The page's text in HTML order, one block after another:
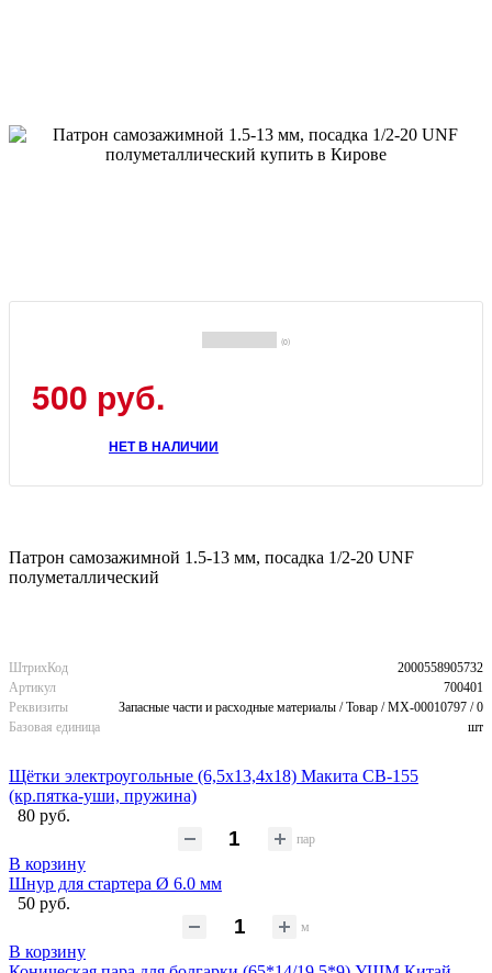
(0)
500 руб.
НЕТ В НАЛИЧИИ
Патрон самозажимной 1.5-13 мм, посадка 1/2-20 UNF
полуметаллический
ШтрихКод
2000558905732
Артикул
700401
Реквизиты
Запасные части и расходные материалы / Товар / MX-00010797 / 0
Базовая единица
шт
Щётки электроугольные (6,5х13,4х18) Макита CB-155
(кр.пятка-уши, пружина)
80 руб.
пар
В корзину
Шнур для стартера Ø 6.0 мм
50 руб.
м
В корзину